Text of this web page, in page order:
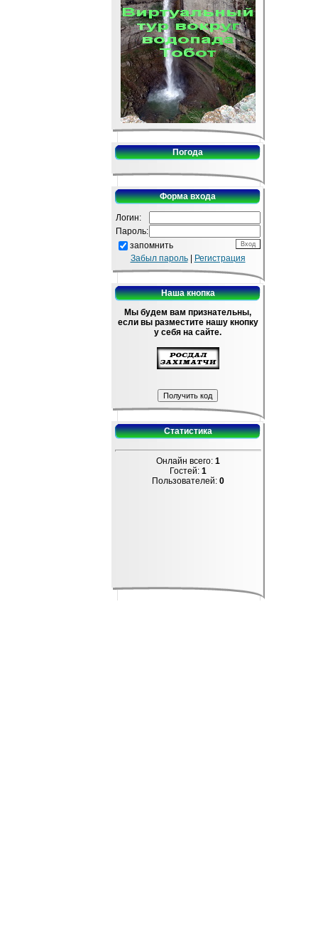
Погода
Форма входа
Логин:
Пароль:
запомнить
Забыл пароль| Регистрация
Наша кнопка
Мы будем вам признательны,
если вы разместите нашу кнопку
у себя на сайте.
Статистика
Онлайн всего: 1
Гостей: 1
Пользователей: 0